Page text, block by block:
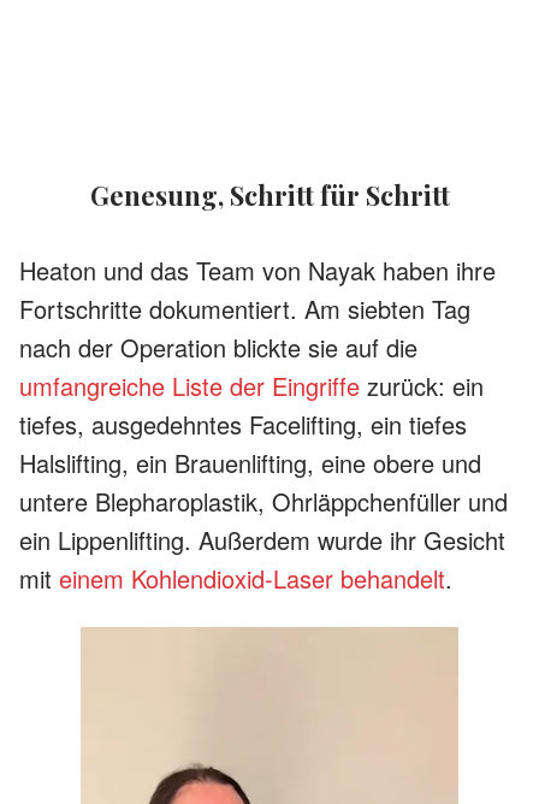
Genesung, Schritt für Schritt
Heaton und das Team von Nayak haben ihre
Fortschritte dokumentiert. Am siebten Tag
nach der Operation blickte sie auf die
umfangreiche Liste der Eingriffe zurück: ein
tiefes, ausgedehntes Facelifting, ein tiefes
Halslifting, ein Brauenlifting, eine obere und
untere Blepharoplastik, Ohrläppchenfüller und
ein Lippenlifting. Außerdem wurde ihr Gesicht
mit einem Kohlendioxid-Laser behandelt.